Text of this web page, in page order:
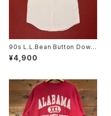
90s L.L.Bean Button Down
Short Sleeve Stripe Shirt s
ize M
¥4,900